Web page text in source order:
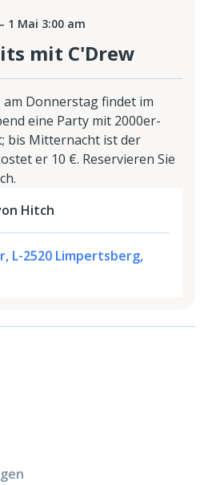
1 Mai 3:00 am
mit C'Drew
am Donnerstag findet im
eine Party mit 2000er-
bis Mitternacht ist der
er 10 €. Reservieren Sie
Hitch
L-2520 Limpertsberg,